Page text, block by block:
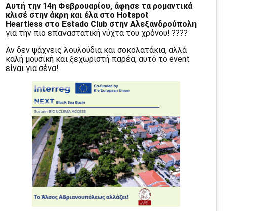
Αυτή την 14η Φεβρουαρίου, άφησε τα ρομαντικά
κλισέ στην άκρη και έλα στο Hotspot
Heartless στο Estado Club στην Αλεξανδρούπολη
για την πιο επαναστατική νύχτα του χρόνου! ????
Αν δεν ψάχνεις λουλούδια και σοκολατάκια, αλλά
καλή μουσική και ξεχωριστή παρέα, αυτό το event
είναι για σένα!